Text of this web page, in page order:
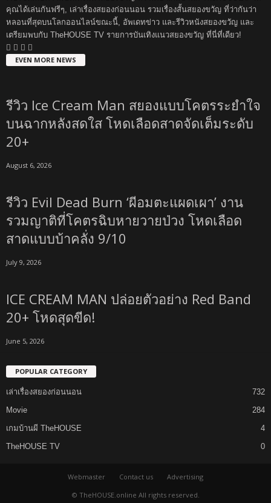
คุณได้เล่นกันฟรีๆ, เล่าเรื่องสยองก่อนนอน รวมเรื่องสั้นสยองขวัญ ที่ว่ากันว่า
หลอนที่สุดบนโลกออนไลน์ขณะนี้, อัพเดทข่าว และรีวิวหนังสยองขวัญ และ
เตรียมพบกับ TheHOUSE TV รายการบันเทิงแนวสยองขวัญ ที่นี่ที่เดียว!
EVEN MORE NEWS
รีวิว Ice Cream Man สยองแบบโคตรระยำใจ
บนฉากหลังสดใส โหดเลือดสาดจัดเต็มระดับ
20+
August 6, 2026
รีวิว Evil Dead Burn ‘ผีอมตะแผดเผา’ งาน
รวมญาติที่โคตรฉิบหายวายป่วง โหดเลือด
สาดแบบบ้าคลั่ง 9/10
July 9, 2026
ICE CREAM MAN ปล่อยตัวอย่าง Red Band
20+ โหดสุดขีด!
June 5, 2026
POPULAR CATEGORY
เล่าเรื่องสยองก่อนนอน
732
Movie
284
เกมบ้านผี TheHOUSE
4
TheHOUSE TV
0
Webmaster Contact us
Advertising
© TheHOUSE.online All rights reserved.